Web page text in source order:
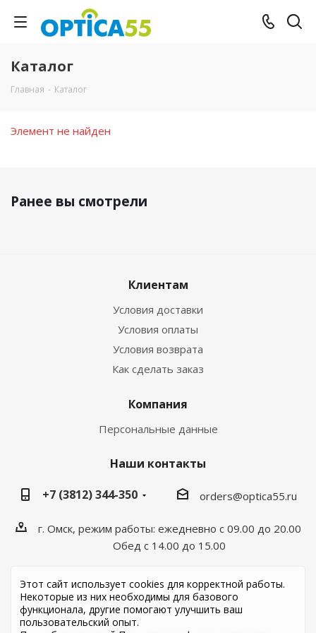
Каталог
Главная - Каталог
Элемент не найден
Ранее вы смотрели
Клиентам
Условия доставки
Условия оплаты
Условия возврата
Как сделать заказ
Компания
Персональные данные
Наши контакты
+7 (3812) 344-350
orders@optica55.ru
г. Омск, режим работы: ежедневно с 09.00 до 20.00
Обед с 14.00 до 15.00
Этот сайт использует cookies для корректной работы.
Некоторые из них необходимы для базового
функционала, другие помогают улучшить ваш
пользовательский опыт.